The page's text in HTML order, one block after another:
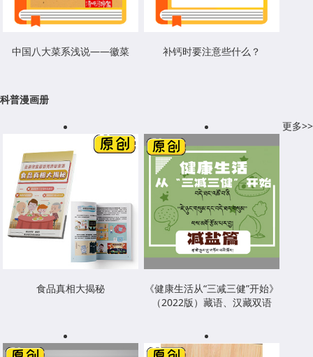
中国八大菜系浅说——徽菜 补钙时要注意些什么？
科普漫画册
更多>>
食品真相大揭秘
《健康生活从“三减三健”开始》
（2022版）藏语、汉藏双语